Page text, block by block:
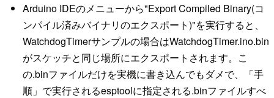
Arduino IDEのメニューから"Export Compiled Binary(コ
ンパイル済みバイナリのエクスポート)"を実行すると、
WatchdogTimerサンプルの場合はWatchdogTimer.ino.bin
がスケッチと同じ場所にエクスポートされます。こ
の.binファイルだけを実機に書き込んでもダメで、「手
順」で実行されるesptoolに指定される.binファイルすべ